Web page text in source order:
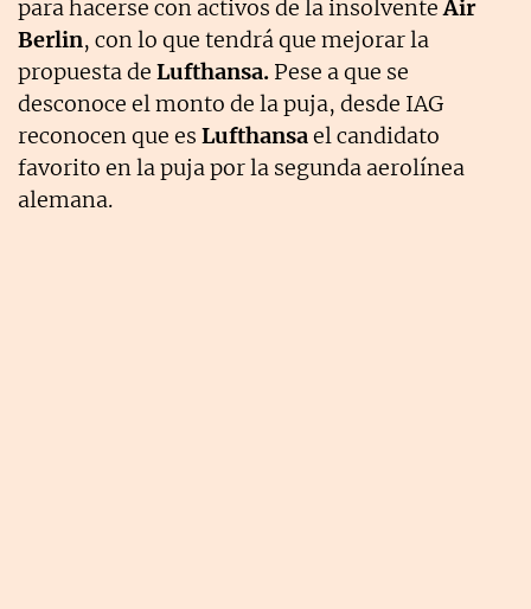
para hacerse con activos de la insolventeAir
Berlin, con lo que tendrá que mejorar la
propuesta de Lufthansa. Pese a que se
desconoce el monto de la puja, desde IAG
reconocen que es Lufthansael candidato
favorito en la puja por la segunda aerolínea
alemana.